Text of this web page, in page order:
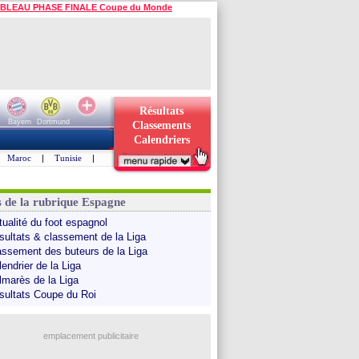
PHASE FINALE Coupe du Monde
Bayern
Dortmund
Résultats
Classements
Calendriers
Maroc | Tunisie |
de la rubrique Espagne
du foot espagnol
& classement de la Liga
des buteurs de la Liga
de la Liga
de la Liga
Coupe du Roi
emplacement publicitaire